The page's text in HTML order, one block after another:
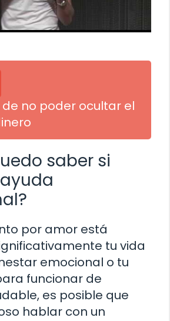
no poder ocultar el
saber si
por amor está
tu vida
emocional o tu
funcionar de
es posible que
hablar con un